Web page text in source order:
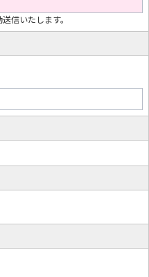
信いたします。